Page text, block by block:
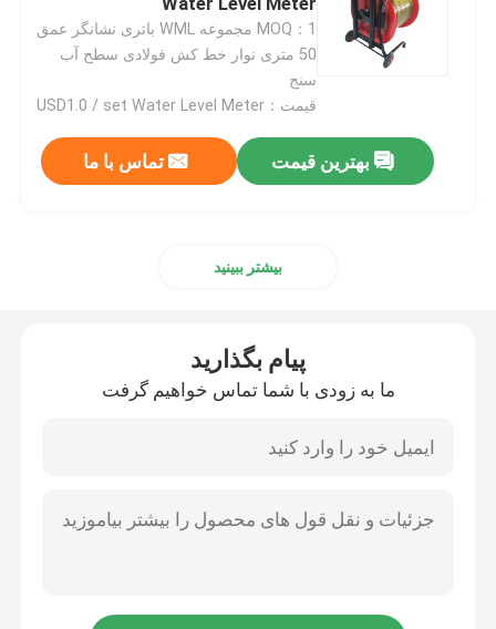
تجهیزات آزمایش روغن
تجهیزات آزمایش ترانسفورم
تجهیزات تست باتری
MOQ：1 مجموعه WML باتری نشانگر عمق
50 متری نوار خط کش فولادی سطح آب
سنج
قیمت：USD1.0 / set Water Level Meter
بهترین قیمت تماس با ما
بیشتر ببینید
پیام بگذارید
ما به زودی با شما تماس خواهیم گرفت